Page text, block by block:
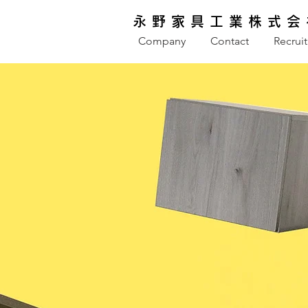
永野家具工業株式
Company Contact Recruit